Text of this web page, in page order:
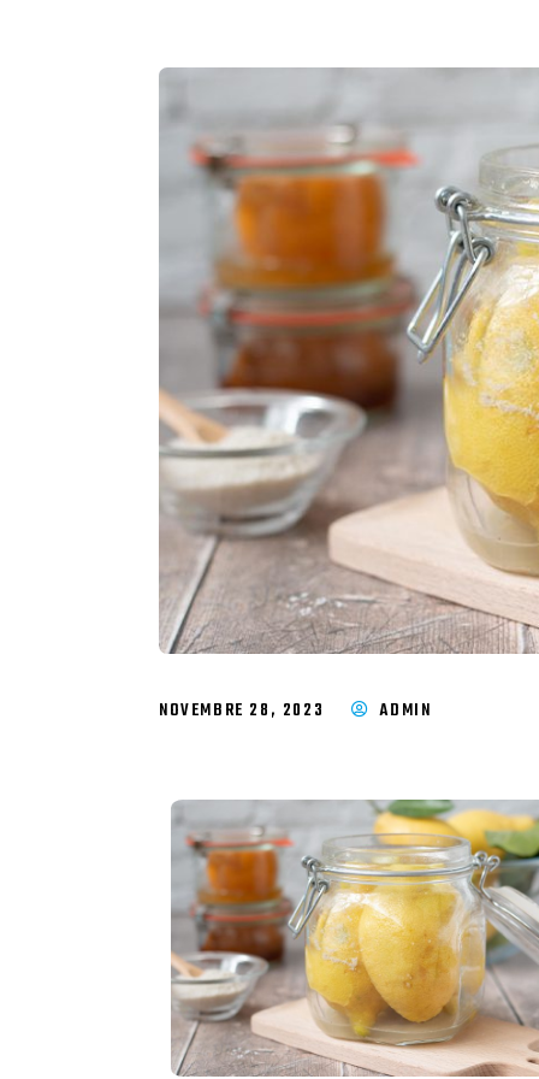
NOVEMBRE 28, 2023 ADMIN